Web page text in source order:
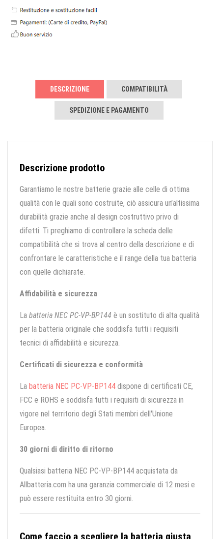
DESCRIZIONE COMPATIBILITÀ
SPEDIZIONE E PAGAMENTO
Descrizione prodotto
Garantiamo le nostre batterie grazie alle celle di ottima
qualità con le quali sono costruite, ciò assicura un’altissima
durabilità grazie anche al design costruttivo privo di
difetti. Ti preghiamo di controllare la scheda delle
compatibilità che si trova al centro della descrizione e di
confrontare le caratteristiche e il range della tua batteria
con quelle dichiarate.
Affidabilità e sicurezza
La batteria NEC PC-VP-BP144 è un sostituto di alta qualità
per la batteria originale che soddisfa tutti i requisiti
tecnici di affidabilità e sicurezza.
Certificati di sicurezza e conformità
La batteria NEC PC-VP-BP144 dispone di certificati CE,
FCC e ROHS e soddisfa tutti i requisiti di sicurezza in
vigore nel territorio degli Stati membri dell'Unione
Europea.
30 giorni di diritto di ritorno
Qualsiasi batteria NEC PC-VP-BP144 acquistata da
Allbatteria.com ha una garanzia commerciale di 12 mesi e
può essere restituita entro 30 giorni.